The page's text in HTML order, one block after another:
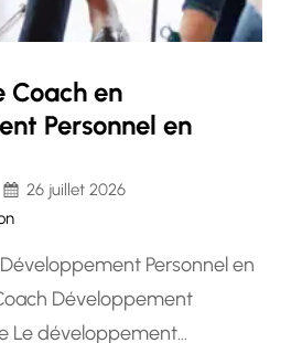
Coach en
Personnel en
26 juillet 2026
Personnel en
Développement
Le développement